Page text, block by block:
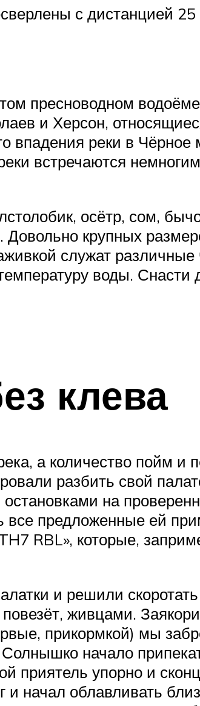
с дистанцией
пресноводном
и Херсон,
впадения реки в
встречаются
осётр, сом,
крупных
служат
воды. Снасти
клева
а количество пойм и
разбить свой
на
все предложенные ей
RBL», которые,
и решили
живцами.
прикормкой) мы
начало
приятель упорно и
и начал облавливать